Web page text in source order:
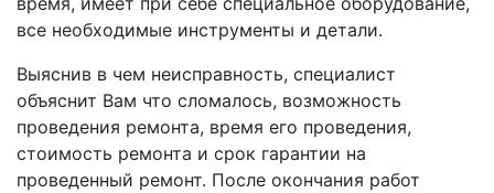
все необходимые инструменты и детали.
Выяснив в чем неисправность, специалист
объяснит Вам что сломалось, возможность
проведения ремонта, время его проведения,
стоимость ремонта и срок гарантии на
проведенный ремонт. После окончания работ